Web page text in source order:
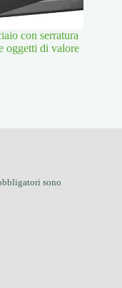
con serratura
oggetti di valore
sono